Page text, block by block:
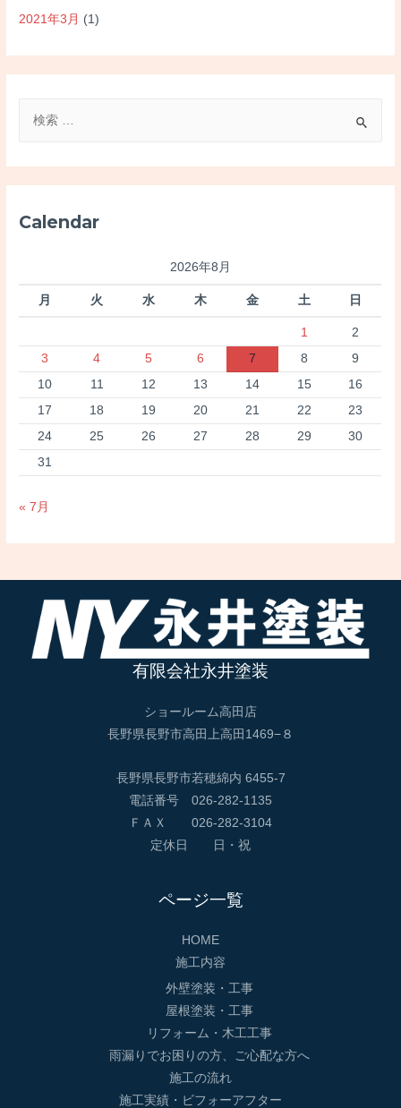
2021年3月 (1)
Calendar
2026年8月
月 火 水 木 金 土 日
1
2
3
4 5 6 7 8
9
10
11 12 13 14 15
16
17
18 19 20 21 22
23
24
25 26 27 28 29
30
31
« 7月
有限会社永井塗装
ショールーム高田店
長野県長野市高田上高田1469−８
長野県長野市若穂綿内 6455-7
電話番号 026-282-1135
ＦＡＸ 026-282-3104
定休日 日・祝
ページ一覧
HOME
施工内容
外壁塗装・工事
屋根塗装・工事
リフォーム・木工工事
雨漏りでお困りの方、ご心配な方へ
施工の流れ
施工実績・ビフォーアフター